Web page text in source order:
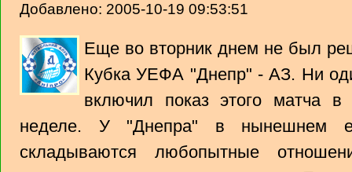
Добавлено: 2005-10-19 09:53:51
Еще во вторник днем не был
Кубка УЕФА "Днепр" - АЗ. Ни
включил показ этого матча
неделе. У "Днепра" в нынешнем
складываются любопытные